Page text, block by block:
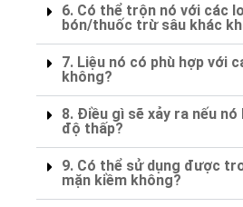
6. Có thể trộn nó với các
bón/thuốc trừ sâu khác
7. Liệu nó có phù hợp với
không?
8. Điều gì sẽ xảy ra nếu
độ thấp?
9. Có thể sử dụng được
mặn kiềm không?